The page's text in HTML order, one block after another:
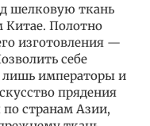
шелковую ткань
Китае. Полотно
изготовления —
себе
лишь императоры и
прядения
по странам Азии,